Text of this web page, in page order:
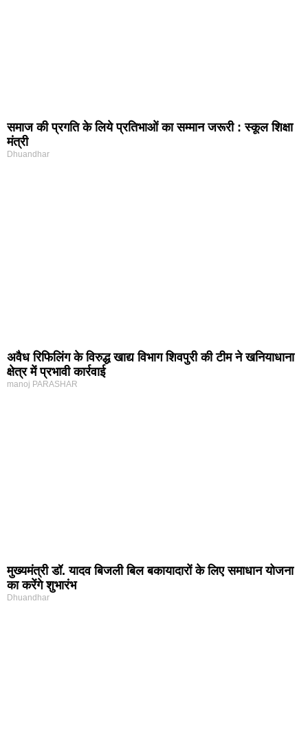
समाज की प्रगति के लिये प्रतिभाओं का सम्मान जरूरी : स्कूल शिक्षा
मंत्री
Dhuandhar
अवैध रिफिलिंग के विरुद्ध खाद्य विभाग शिवपुरी की टीम ने खनियाधाना
क्षेत्र में प्रभावी कार्रवाई
manoj PARASHAR
मुख्यमंत्री डॉ. यादव बिजली बिल बकायादारों के लिए समाधान योजना
का करेंगे शुभारंभ
Dhuandhar